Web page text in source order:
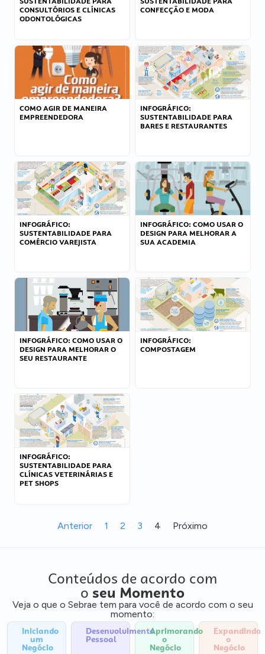
CONSULTÓRIOS E CLÍNICAS
ODONTOLÓGICAS
CONFECÇÃO E MODA
COMO AGIR DE MANEIRA
EMPREENDEDORA
INFOGRÁFICO:
SUSTENTABILIDADE PARA
BARES E RESTAURANTES
INFOGRÁFICO:
SUSTENTABILIDADE PARA
COMÉRCIO VAREJISTA
INFOGRÁFICO: COMO USAR O
DESIGN PARA MELHORAR A
SUA ACADEMIA
INFOGRÁFICO: COMO USAR O
DESIGN PARA MELHORAR O
SEU RESTAURANTE
INFOGRÁFICO:
COMPOSTAGEM
INFOGRÁFICO:
SUSTENTABILIDADE PARA
CLÍNICAS VETERINÁRIAS E
PET SHOPS
Anterior 1 2 3 4 Próximo
Conteúdos de acordo com
o seu Momento
Veja o que o Sebrae tem para você de acordo com o seu
momento:
Iniciando
um
Negócio
Desenvolvimento
Pessoal
Aprimorando
o
Negócio
Expandindo
o
Negócio